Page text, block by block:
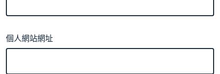
個人網站網址